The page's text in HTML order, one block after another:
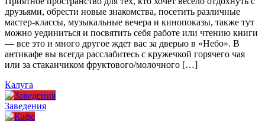
друзьями, обрести новые знакомства, посетить различные
мастер-классы, музыкальные вечера и кинопоказы, также тут
можно уединиться и посвятить себя работе или чтению книги
— все это и много другое ждет вас за дверью в «Небо». В
антикафе вы всегда расслабитесь с кружечкой горячего чая
или за стаканчиком фруктового/молочного […]
Калуга
Заведения